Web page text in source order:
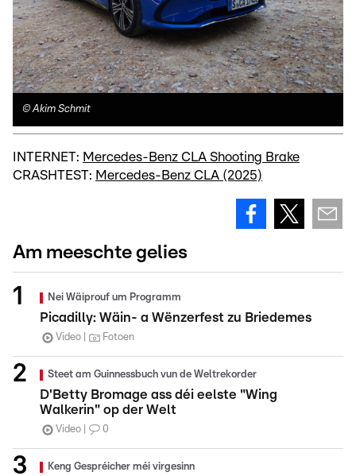
©Akim Schmit
INTERNET: Mercedes-Benz CLA Shooting Brake
CRASHTEST: Mercedes-Benz CLA (2025)
Am meeschte gelies
Nei Wäiprouf um Programm
Picadilly: Wäin- a Wënzerfest zu Briedemes
Video Fotoen
Steet am Guinnessbuch vun de Weltrekorder
D'Betty Bromage ass déi eelste "Wing
Walkerin" op der Welt
Video 0
Keng Gespréicher méi virgesinn